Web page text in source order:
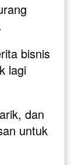
bisnis
lagi
dan
untuk